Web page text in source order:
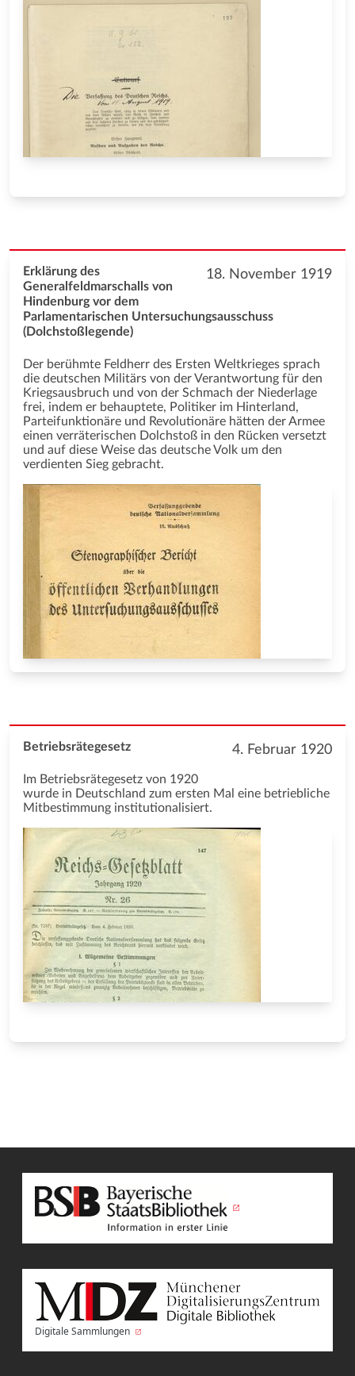
18. November 1919
Erklärung des
Generalfeldmarschalls von
Hindenburg vor dem
Parlamentarischen Untersuchungsausschuss
(Dolchstoßlegende)
Der berühmte Feldherr des Ersten Weltkrieges sprach
die deutschen Militärs von der Verantwortung für den
Kriegsausbruch und von der Schmach der Niederlage
frei, indem er behauptete, Politiker im Hinterland,
Parteifunktionäre und Revolutionäre hätten der Armee
einen verräterischen Dolchstoß in den Rücken versetzt
und auf diese Weise das deutsche Volk um den
verdienten Sieg gebracht.
4. Februar 1920
Betriebsrätegesetz
Im Betriebsrätegesetz von 1920
wurde in Deutschland zum ersten Mal eine betriebliche
Mitbestimmung institutionalisiert.
Digitale Sammlungen